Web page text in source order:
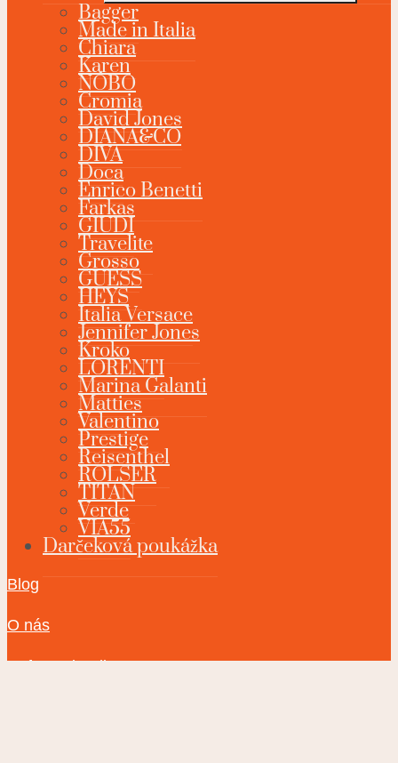
Bagger
Made in Italia
Chiara
Karen
NÓBO
Cromia
David Jones
DIANA&CO
DIVA
Doca
Enrico Benetti
Farkas
GIUDI
Travelite
Grosso
GUESS
HEYS
Italia Versace
Jennifer Jones
Kroko
LORENTI
Marina Galanti
Matties
Valentino
Prestige
Reisenthel
ROLSER
TITAN
Verde
VIA55
Darčeková poukážka
Blog
O nás
Referencie Klientov